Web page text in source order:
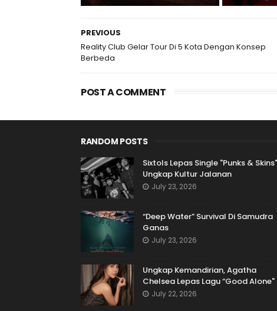
PREVIOUS
Reality Club Gelar Tour Di 5 Kota Dengan Konsep
Berbeda
POST A COMMENT
RANDOM POSTS
Sixtols Lepas Single "Punks & Skins"
Ungkap Kultur Jalanan
July 23, 2026
“Deep Water” Survival Di Samudra
Ganas
July 23, 2026
Ungkap Kemandirian, Agatha
Chelsea Lepas Lagu “Good Alone"
July 22, 2026